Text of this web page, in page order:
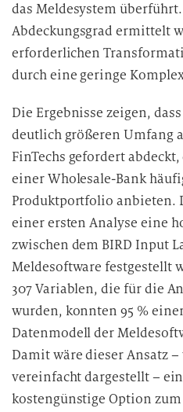
das Meldesystem
Abdeckungsgrad ermittelt
erforderlichen
durch eine geringe
Die Ergebnisse zeigen,
deutlich größeren Umfang
FinTechs gefordert
einer Wholesale-Bank
Produktportfolio anbieten.
einer ersten Analyse eine
zwischen dem BIRD Input
Meldesoftware festgestellt
307 Variablen, die für die
wurden, konnten 95 %
Datenmodell der
Damit wäre dieser Ansatz
vereinfacht dargestellt –
kostengünstige Option